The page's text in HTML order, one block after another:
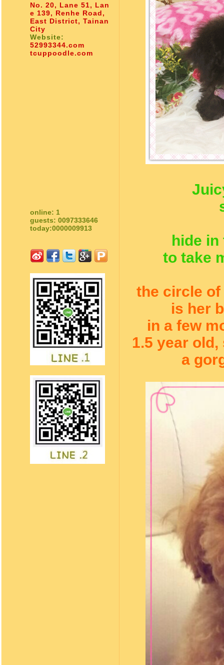
No. 20, Lane 51, Lan
e 139, Renhe Road,
East District, Tainan
City
Website:
52993344.com
tcuppoodle.com
online: 1
guests: 0097333646
today:0000009913
hide in
to take
the circle
is her
in a few
1.5 year
a